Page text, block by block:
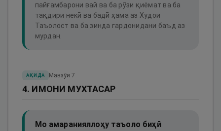
пайғамбарони вай ва ба рӯзи қиёмат ва ба
тақдири некӣ ва бадӣ ҳама аз Худои
Таъолост ва ба зинда гардонидани баъд аз
мурдан.
АҚИДА Мавзӯи 7
4. ИМОНИ МУХТАСАР
Мо амаранияллоҳу таъоло биҳӣ